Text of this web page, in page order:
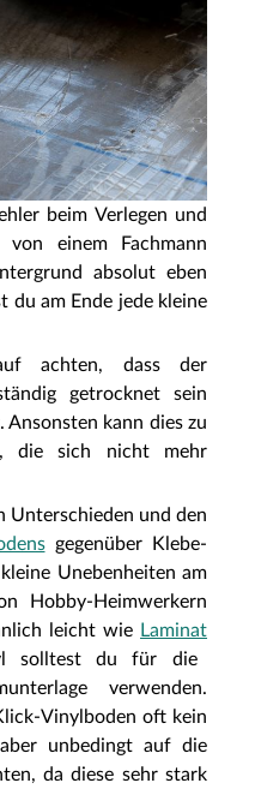
beim Verlegen und
einem Fachmann
absolut eben
du am Ende jede kleine
achten, dass der
getrocknet sein
kann dies zu
die sich nicht mehr
Unterschieden und den
gegenüber Klebe-
Unebenheiten am
Hobby-Heimwerkern
leicht wie Laminat
solltest du für die
verwenden.
Vinylboden oft kein
unbedingt auf die
da diese sehr stark